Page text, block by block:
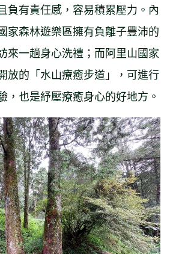
負有責任感，容易積累壓力。內
家森林遊樂區擁有負離子豐沛的
來一趟身心洗禮；而阿里山國家
放的「水山療癒步道」，可進行
，也是紓壓療癒身心的好地方。